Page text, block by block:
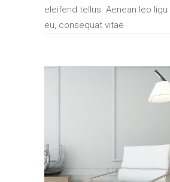
eleifend tellus. Aenean leo
eu, consequat vitae